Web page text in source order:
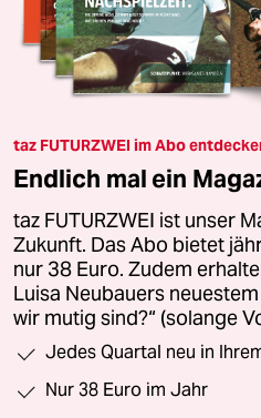
taz FUTURZWEI im Abo
Endlich mal ein
taz FUTURZWEI ist unser
Zukunft. Das Abo bietet
nur 38 Euro. Zudem
Luisa Neubauers
wir mutig sind?“ (solange
Jedes Quartal neu in
Nur 38 Euro im Jahr